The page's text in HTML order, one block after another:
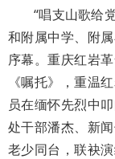
“唱支山歌给
和附属中学、附
序幕。重庆红岩
《嘱托》，重温
员在缅怀先烈中
处干部潘杰、新
老少同台，联袂